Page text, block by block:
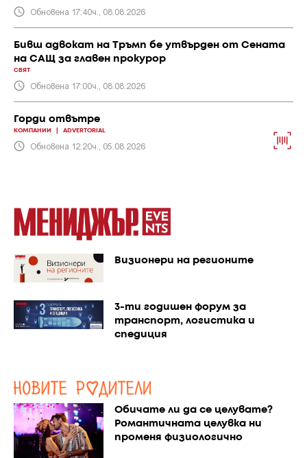
Обновена 17:40ч., 08.08.2026
Бивш адвокат на Тръмп бе утвърден от Сената
на САЩ за главен прокурор
СВЯТ
Обновена 17:00ч., 08.08.2026
Горди отвътре
КОМПАНИИ ADVERTORIAL
Обновена 12:20ч., 05.08.2026
Визионери на регионите
3-ти годишен форум за
транспорт, логистика и
спедиция
Обичате ли да се целувате?
Романтичната целувка ни
променя физиологично